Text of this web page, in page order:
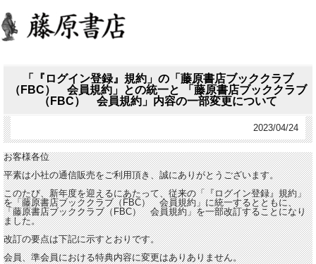
「『ログイン登録』規約」の「藤原書店ブッククラブ
（FBC） 会員規約」との統一と 「藤原書店ブッククラブ
（FBC） 会員規約」内容の一部変更について
2023/04/24
お客様各位
平素は小社の通信販売をご利用頂き、誠にありがとうございます。
このたび、新年度を迎えるにあたって、従来の「『ログイン登録』規約」
を「藤原書店ブッククラブ（FBC） 会員規約」に統一するとともに、
「藤原書店ブッククラブ（FBC） 会員規約」を一部改訂することになり
ました。
改訂の要点は下記に示すとおりです。
会員、準会員における特典内容に変更はありありません。